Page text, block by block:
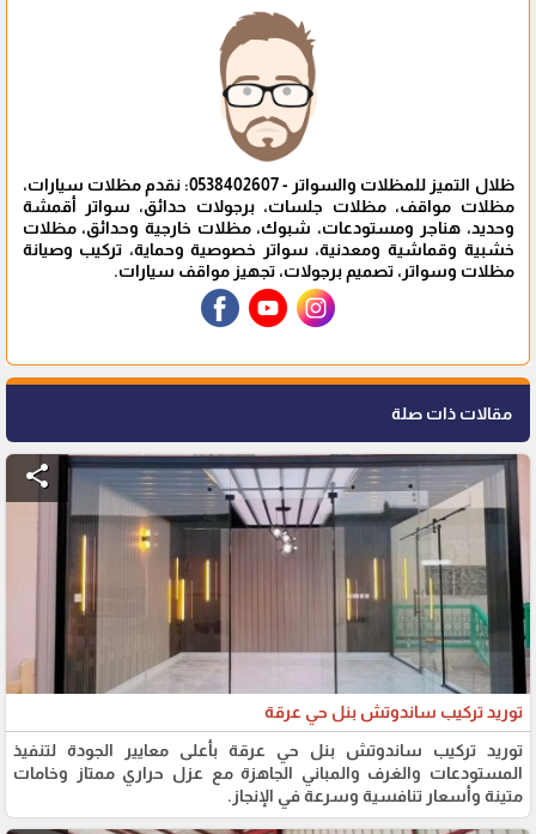
ظلال التميز للمظلات والسواتر - 0538402607: نقدم مظلات سيارات،
مظلات مواقف، مظلات جلسات، برجولات حدائق، سواتر أقمشة
وحديد، هناجر ومستودعات، شبوك، مظلات خارجية وحدائق، مظلات
خشبية وقماشية ومعدنية، سواتر خصوصية وحماية، تركيب وصيانة
مظلات وسواتر، تصميم برجولات، تجهيز مواقف سيارات.
مقالات ذات صلة
share
توريد تركيب ساندوتش بنل حي عرقة
توريد تركيب ساندوتش بنل حي عرقة بأعلى معايير الجودة لتنفيذ
المستودعات والغرف والمباني الجاهزة مع عزل حراري ممتاز وخامات
متينة وأسعار تنافسية وسرعة في الإنجاز.